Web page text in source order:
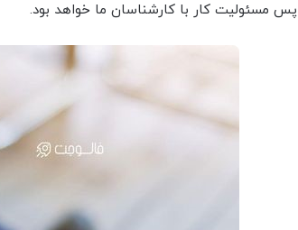
پس مسئولیت کار با کارشناسان ما خواهد بود.